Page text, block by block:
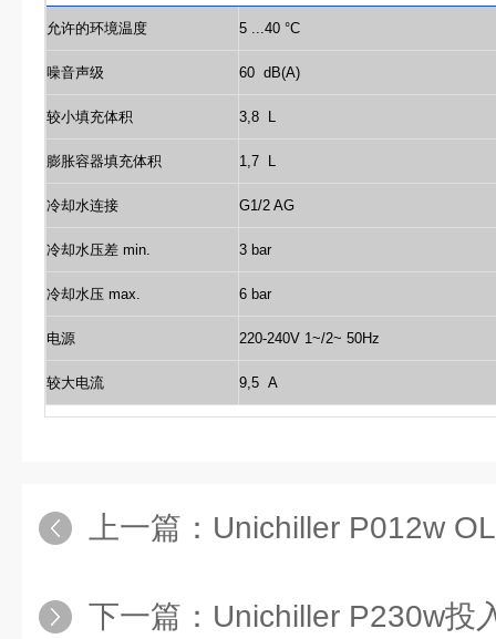
允许的环境温度 5 ...40 °C
噪音声级 60 dB(A)
较小填充体积 3,8 L
膨胀容器填充体积 1,7 L
冷却水连接 G1/2 AG
冷却水压差 min. 3 bar
冷却水压 max. 6 bar
电源 220-240V 1~/2~ 50Hz
较大电流 9,5 A
上一篇： Unichiller P012w
下一篇： Unichiller P230w投